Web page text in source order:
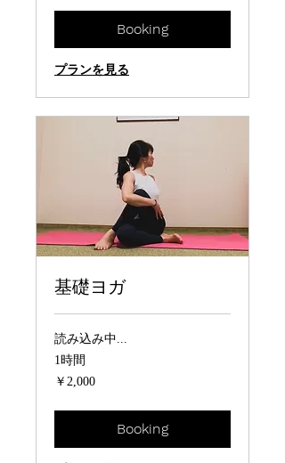
Booking
プランを見る
基礎ヨガ
読み込み中...
1時間
2,000
円
￥2,000
Booking